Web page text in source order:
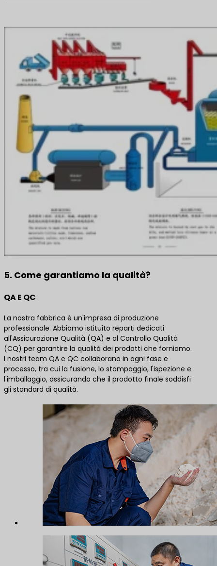
5. Come garantiamo la qualità?
QA E QC
La nostra fabbrica è un'impresa di produzione
professionale. Abbiamo istituito reparti dedicati
all'Assicurazione Qualità (QA) e al Controllo Qualità
(CQ) per garantire la qualità dei prodotti che forniamo.
I nostri team QA e QC collaborano in ogni fase e
processo, tra cui la fusione, lo stampaggio, l'ispezione e
l'imballaggio, assicurando che il prodotto finale soddisfi
gli standard di qualità.